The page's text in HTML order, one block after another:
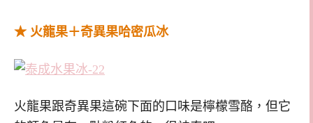
★ 火龍果＋奇異果哈密瓜冰
火龍果跟奇異果這碗下面的口味是檸檬雪酪，但它